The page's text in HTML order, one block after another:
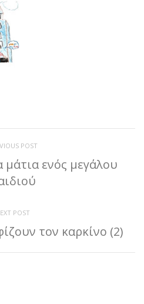
POST
μάτια ενός μεγάλου
POST
τον καρκίνο (2)